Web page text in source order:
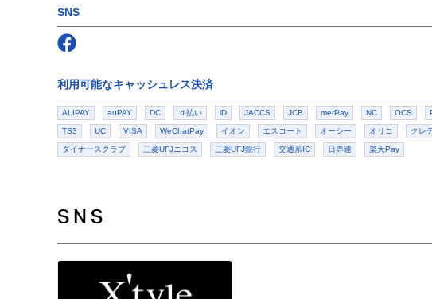
SNS
Follow us on
利用可能なキャッシュレス決済
ALIPAY auPAY DC ｄ払い iD JACCS JCB merPay NC OCS
TS3 UC VISA WeChatPay イオン エスコート オーシー オリコ クレ
ダイナースクラブ 三菱UFJニコス 三菱UFJ銀行 交通系IC 日専連 楽天Pay
SNS